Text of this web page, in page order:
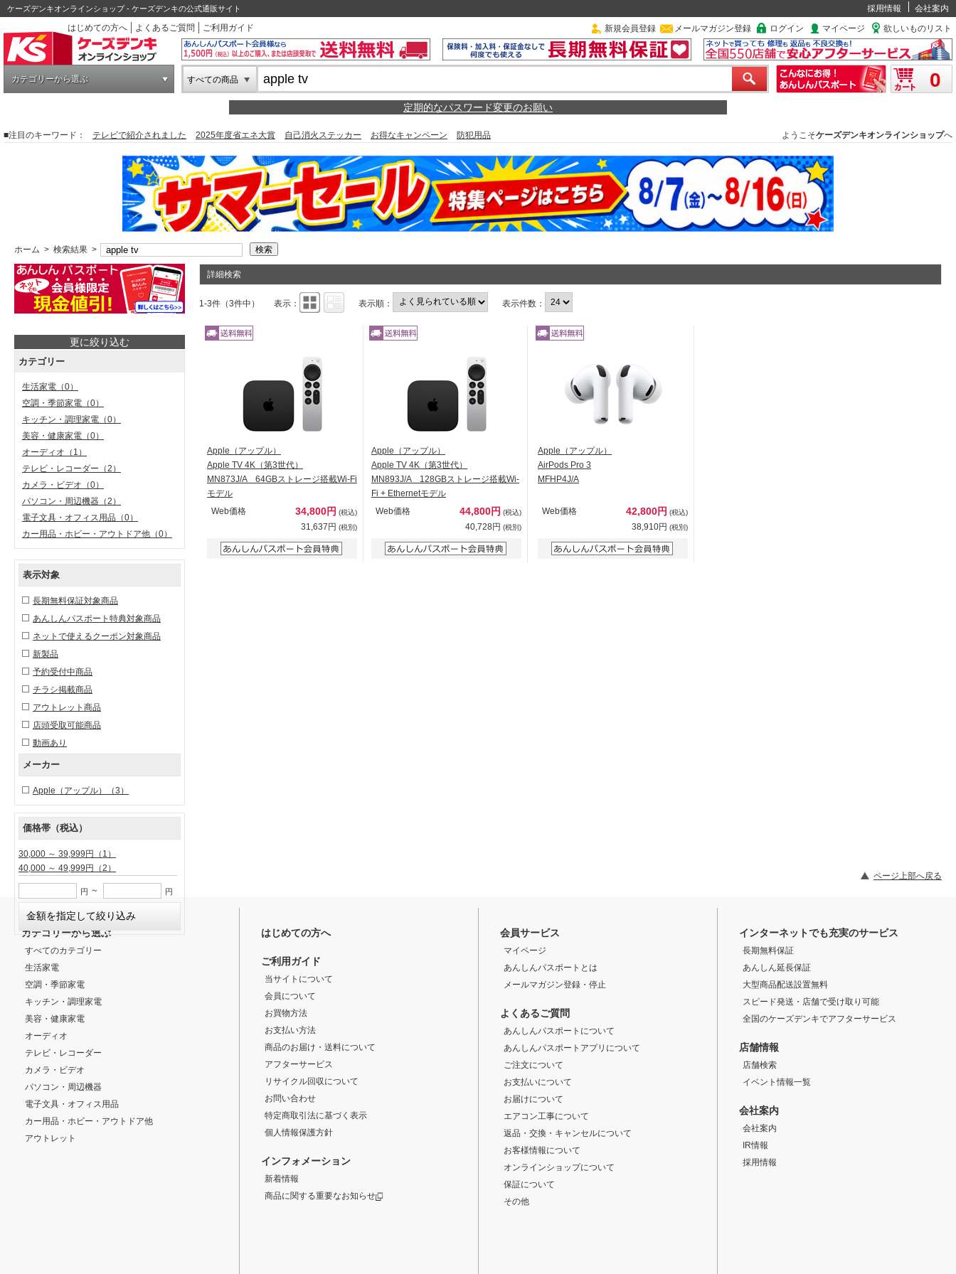
ケーズデンキオンラインショップ - ケーズデンキの公式通販サイト 採用情報
会社案内
はじめての方へ
よくあるご質問 ご利用ガイド 新規会員登録 メールマガジン登録 ログイン マイページ 欲しいものリスト
カテゴリーから選ぶ すべての商品 0
定期的なパスワード変更のお願い
■注目のキーワード： テレビで紹介されました 2025年度省エネ大賞 自己消火ステッカー お得なキャンペーン 防犯用品 ようこそケーズデンキオンラインショップへ
ホーム > 検索結果 >
更に絞り込む
カテゴリー
生活家電 （0）
空調・季節家電 （0）
キッチン・調理家電 （0）
美容・健康家電 （0）
オーディオ （1）
テレビ・レコーダー （2）
カメラ・ビデオ （0）
パソコン・周辺機器 （2）
電子文具・オフィス用品 （0）
カー用品・ホビー・アウトドア他 （0）
表示対象
長期無料保証対象商品
あんしんパスポート特典対象商品
ネットで使えるクーポン対象商品
新製品
予約受付中商品
チラシ掲載商品
アウトレット商品
店頭受取可能商品
動画あり
メーカー
Apple（アップル） （3）
価格帯（税込）
30,000 ～ 39,999円
（1）
40,000 ～ 49,999円
（2）
円 ～ 円
詳細検索
1-3件（3件中） 表示： 表示順： 表示件数：
Apple（アップル）
Apple TV 4K（第3世代）
MN873J/A 64GBストレージ搭載Wi-Fi
モデル
Web価格
34,800円 (税込)
31,637円 (税別)
Apple（アップル）
Apple TV 4K（第3世代）
MN893J/A 128GBストレージ搭載Wi-
Fi + Ethernetモデル
Web価格
44,800円 (税込)
40,728円 (税別)
Apple（アップル）
AirPods Pro 3
MFHP4J/A
Web価格 42,800円 (税込)
38,910円 (税別)
ページ上部へ戻る
カテゴリーから選ぶ
すべてのカテゴリー
生活家電
空調・季節家電
キッチン・調理家電
美容・健康家電
オーディオ
テレビ・レコーダー
カメラ・ビデオ
パソコン・周辺機器
電子文具・オフィス用品
カー用品・ホビー・アウトドア他
アウトレット
はじめての方へ
ご利用ガイド
当サイトについて
会員について
お買物方法
お支払い方法
商品のお届け・送料について
アフターサービス
リサイクル回収について
お問い合わせ
特定商取引法に基づく表示
個人情報保護方針
インフォメーション
新着情報
商品に関する重要なお知らせ
会員サービス
マイページ
あんしんパスポートとは
メールマガジン登録・停止
よくあるご質問
あんしんパスポートについて
あんしんパスポートアプリについて
ご注文について
お支払いについて
お届けについて
エアコン工事について
返品・交換・キャンセルについて
お客様情報について
オンラインショップについて
保証について
その他
インターネットでも充実のサービス
長期無料保証
あんしん延長保証
大型商品配送設置無料
スピード発送・店舗で受け取り可能
全国のケーズデンキでアフターサービス
店舗情報
店舗検索
イベント情報一覧
会社案内
会社案内
IR情報
採用情報